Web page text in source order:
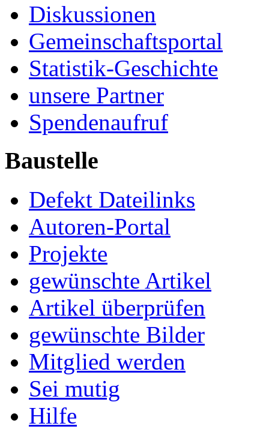
Diskussionen
Gemeinschaftsportal
Statistik-Geschichte
unsere Partner
Spendenaufruf
Baustelle
Defekt Dateilinks
Autoren-Portal
Projekte
gewünschte Artikel
Artikel überprüfen
gewünschte Bilder
Mitglied werden
Sei mutig
Hilfe